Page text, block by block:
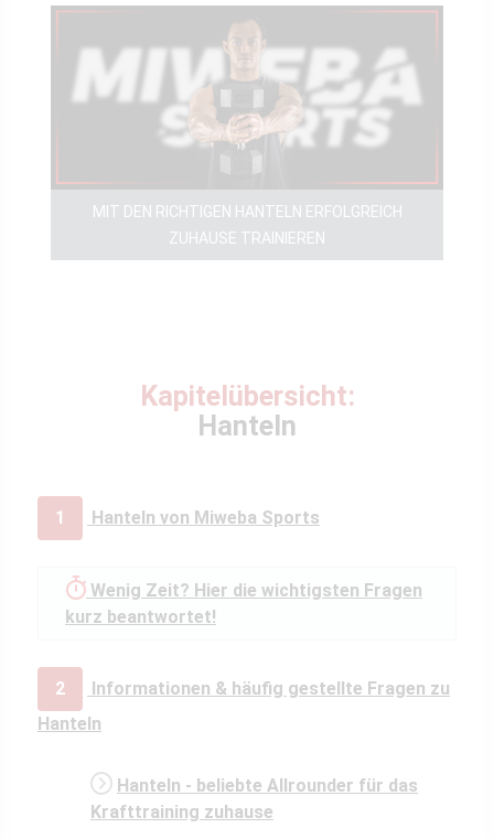
MIT DEN RICHTIGEN HANTELN ERFOLGREICH
ZUHAUSE TRAINIEREN
Kapitelübersicht:
Hanteln
1 Hanteln von Miweba Sports
Wenig Zeit? Hier die wichtigsten Fragen
kurz beantwortet!
2
Informationen & häufig gestellte Fragen zu
Hanteln
Hanteln - beliebte Allrounder für das
Krafttraining zuhause